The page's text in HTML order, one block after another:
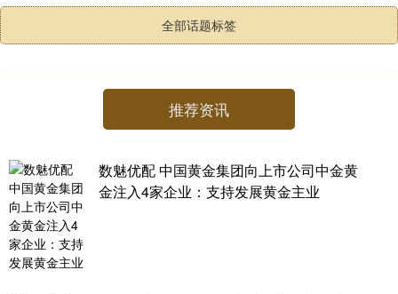
全部话题标签
推荐资讯
数魅优配 中国黄金集团向上市公司中金黄
金注入4家企业：支持发展黄金主业